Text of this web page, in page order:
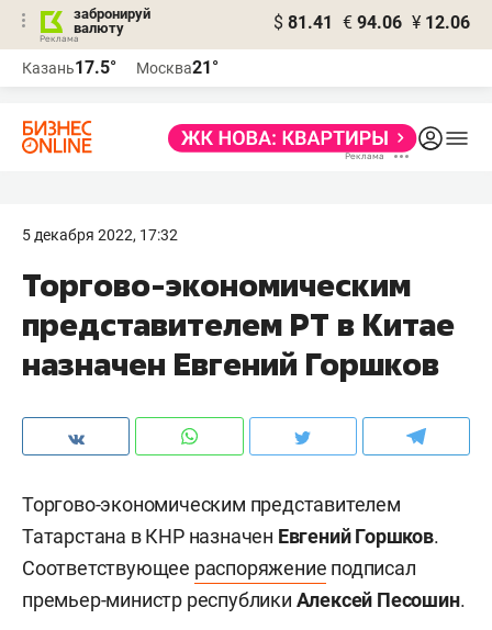
забронируй
валюту
$ 81.41 € 94.06 ¥ 12.06
Казань17.5° Москва21°
5 декабря 2022, 17:32
Торгово-экономическим
представителем РТ в Китае
назначен Евгений Горшков
Торгово-экономическим представителем
Татарстана в КНР назначен Евгений Горшков.
Соответствующее распоряжение подписал
премьер-министр республики Алексей Песошин.